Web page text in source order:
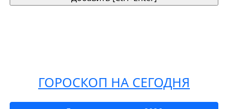
ГОРОСКОП НА СЕГОДНЯ